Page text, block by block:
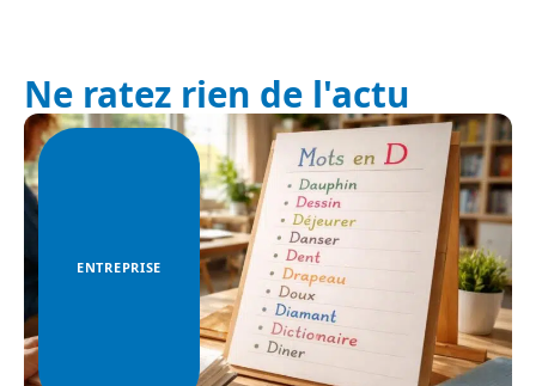
Ne ratez rien de l'actu
ENTREPRISE